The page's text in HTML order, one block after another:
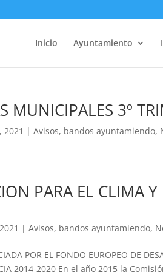
Inicio Ayuntamiento
MUNICIPALES 3º
2021 |Avisos, bandos ayuntamiendo,
PARA EL CLIMA
|Avisos, bandos ayuntamiendo,
POR EL FONDO EUROPEO DE
2014-2020 En el año 2015 la